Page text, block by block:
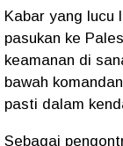
Kabar yang lucu
pasukan ke
keamanan di
bawah
pasti dalam
Sebagai